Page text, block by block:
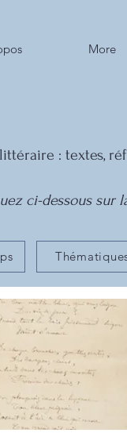
More
: textes,
ci-dessous sur